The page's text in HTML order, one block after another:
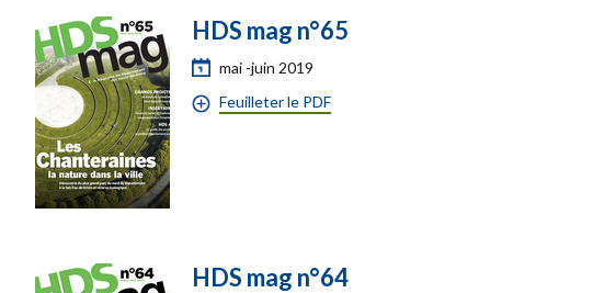
HDS mag n°65
mai -juin 2019
Feuilleter le PDF
HDS mag n°64